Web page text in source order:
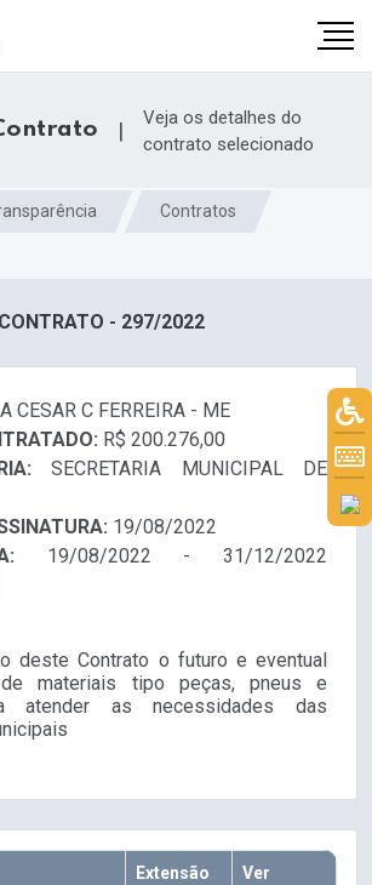
|
Veja os detalhes do
contrato selecionado
Contratos
CONTRATO - 297/2022
A CESAR C FERREIRA - ME
R$ 200.276,00
SECRETARIA MUNICIPAL DE
19/08/2022
19/08/2022 - 31/12/2022
deste Contrato o futuro e eventual
de materiais tipo peças, pneus e
atender as necessidades das
Extensão Ver